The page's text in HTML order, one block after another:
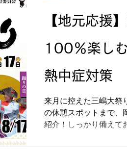
【地元応援
100％楽し
熱中症対策
来月に控えた三嶋大祭
の休憩スポットまで、
紹介！しっかり備えて